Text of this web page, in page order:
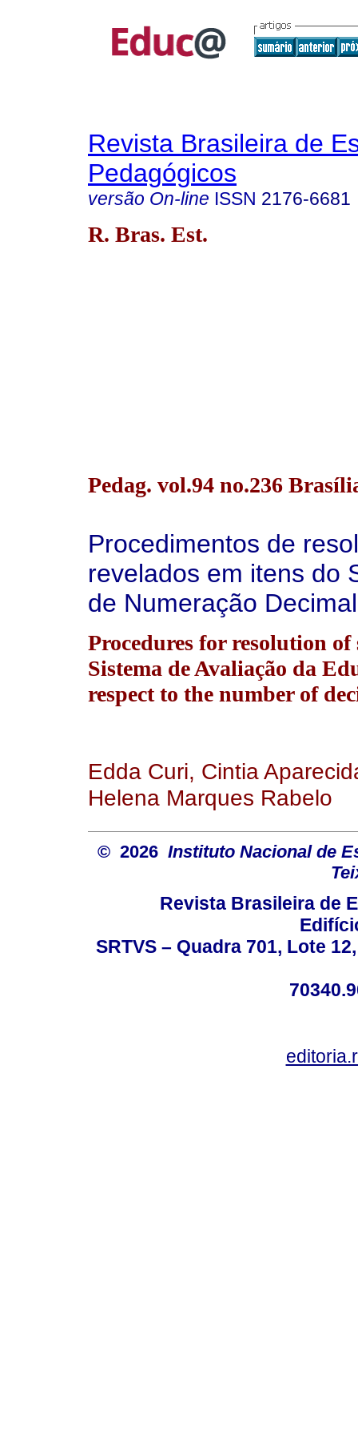
Revista Brasileira de
Pedagógicos
versão On-line ISSN 2176-6681
R. Bras. Est.
Pedag. vol.94 no.236
Procedimentos de
revelados em itens do
de Numeração
Procedures for resolution
Sistema de Avaliação da
respect to the number of
Edda Curi, Cintia
Helena Marques Rabelo
© 2026 Instituto Nacional de
Revista Brasileira de
SRTVS – Quadra 701, Lote